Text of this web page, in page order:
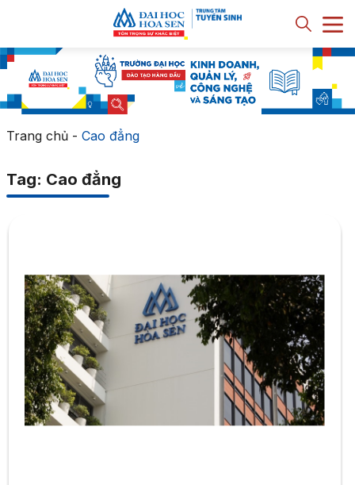
Trang chủ- Cao đẳng
Tag: Cao đẳng